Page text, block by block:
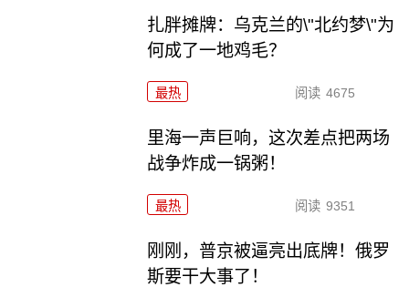
扎胖摊牌：乌克兰的\"北约梦\"为
何成了一地鸡毛？
最热 阅读 4675
里海一声巨响，这次差点把两场
战争炸成一锅粥！
最热 阅读 9351
刚刚，普京被逼亮出底牌！俄罗
斯要干大事了！